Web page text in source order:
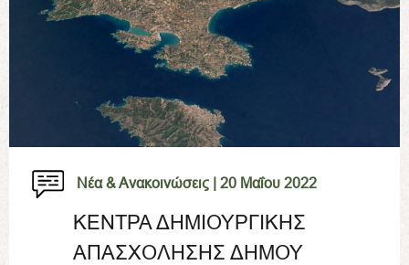
Νέα & Ανακοινώσεις | 20 Μαΐου 2022
ΚΕΝΤΡΑ ΔΗΜΙΟΥΡΓΙΚΗΣ
ΑΠΑΣΧΟΛΗΣΗΣ ΔΗΜΟΥ